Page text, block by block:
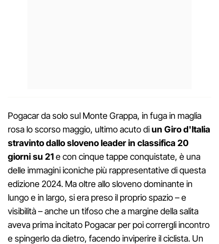
Pogacar da solo sul Monte Grappa, in fuga in maglia
rosa lo scorso maggio, ultimo acuto diun Giro d'Italia
stravinto dallo sloveno leader in classifica 20
giorni su 21e con cinque tappe conquistate, è una
delle immagini iconiche più rappresentative di questa
edizione 2024. Ma oltre allo sloveno dominante in
lungo e in largo, si era preso il proprio spazio – e
visibilità – anche un tifoso che a margine della salita
aveva prima incitato Pogacar per poi corrergli incontro
e spingerlo da dietro, facendo inviperire il ciclista. Un